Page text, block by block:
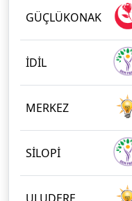
GÜÇLÜKONAK
İDİL
MERKEZ
SİLOPİ